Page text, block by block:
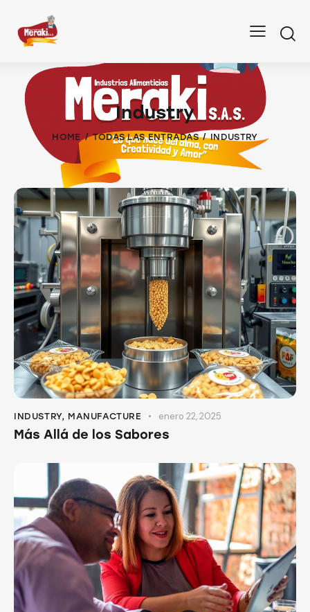
Industry
HOME TODAS LAS ENTRADAS INDUSTRY
INDUSTRY, MANUFACTURE enero 22, 2025
Más Allá de los Sabores